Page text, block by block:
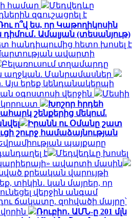
համար
Մեդվեդևը
զգուշացրել է
ո՞վ ես, որ Կաթողիկոսին
Ամալյան (տեսանյութ)
հանդիպումից հետո խոսել է
ավարտի
Բելառուսում տղամարդը
աղջկան. Մանրամասներ
Այս երեք կենդանակերպի
օգոստոսի վերջին
Մեսիի
Խոշոր հրդեհ
շենքերից մեկում.
Իրանն ու Օմանը շատ
շուրջ համաձայնության
պայքարը
է
Մեդվեդևը խոսել
կարիերայի» ավարտի մասին
քրեական վարույթի
տիկին․ կան մայրեր, որ
վերջին անգամ
ճակատը. զոհվածի մայրը՝
Ռուբիո․ ԱՄՆ-ը 201 մլն